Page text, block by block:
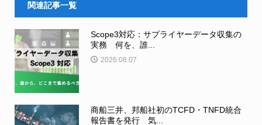
関連記事一覧
Scope3対応：サプライヤーデータ収集の
実務 何を、誰...
2026.08.07
商船三井、邦船社初のTCFD・TNFD統合
報告書を発行 気...